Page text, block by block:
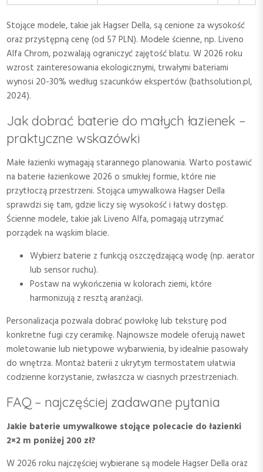
Stojące modele, takie jak Hagser Della, są cenione za wysokość
oraz przystępną cenę (od 57 PLN). Modele ścienne, np. Liveno
Alfa Chrom, pozwalają ograniczyć zajętość blatu. W 2026 roku
wzrost zainteresowania ekologicznymi, trwałymi bateriami
wynosi 20-30% według szacunków ekspertów (bathsolution.pl,
2024).
Jak dobrać baterie do małych łazienek –
praktyczne wskazówki
Małe łazienki wymagają starannego planowania. Warto postawić
na baterie łazienkowe 2026 o smukłej formie, które nie
przytłoczą przestrzeni. Stojąca umywalkowa Hagser Della
sprawdzi się tam, gdzie liczy się wysokość i łatwy dostęp.
Ścienne modele, takie jak Liveno Alfa, pomagają utrzymać
porządek na wąskim blacie.
Wybierz baterie z funkcją oszczędzającą wodę (np. aerator
lub sensor ruchu).
Postaw na wykończenia w kolorach ziemi, które
harmonizują z resztą aranżacji.
Personalizacja pozwala dobrać powłokę lub teksturę pod
konkretne fugi czy ceramikę. Najnowsze modele oferują nawet
moletowanie lub nietypowe wybarwienia, by idealnie pasowały
do wnętrza. Montaż baterii z ukrytym termostatem ułatwia
codzienne korzystanie, zwłaszcza w ciasnych przestrzeniach.
FAQ – najczęściej zadawane pytania
Jakie baterie umywalkowe stojące polecacie do łazienki
2×2 m poniżej 200 zł?
W 2026 roku najczęściej wybierane są modele Hagser Della oraz